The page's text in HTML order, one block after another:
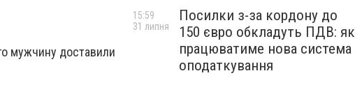
мужчину доставили
Посилки з-за кордону до
150 євро обкладуть ПДВ: як
працюватиме нова система
оподаткування
15:59
31 липня